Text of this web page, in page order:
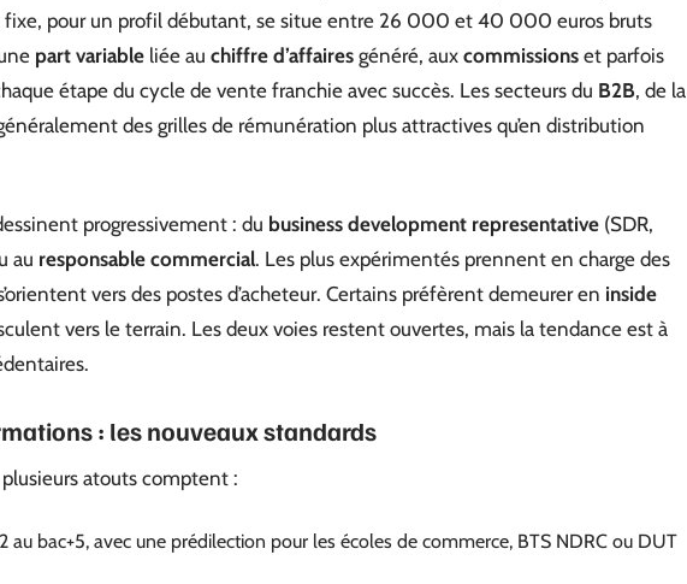
fixe, pour un profil débutant, se situe entre 26 000 et 40 000 euros bruts
part variable liée au chiffre d’affaires généré, aux commissions et parfois
étape du cycle de vente franchie avec succès. Les secteurs du B2B, de la
des grilles de rémunération plus attractives qu’en distribution
progressivement : du business development representative (SDR,
au responsable commercial. Les plus expérimentés prennent en charge des
vers des postes d’acheteur. Certains préfèrent demeurer en inside
vers le terrain. Les deux voies restent ouvertes, mais la tendance est à
: les nouveaux standards
plusieurs atouts comptent :
au bac+5, avec une prédilection pour les écoles de commerce, BTS NDRC ou DUT